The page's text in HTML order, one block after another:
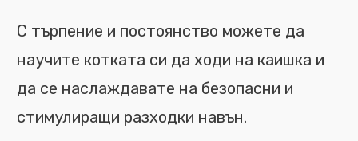
С търпение и постоянство можете да
научите котката си да ходи на каишка и
да се наслаждавате на безопасни и
стимулиращи разходки навън.